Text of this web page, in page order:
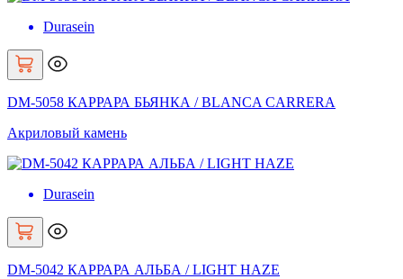
Durasein
DM-5058 КАРРАРА БЬЯНКА / BLANCA CARRERA
Акриловый камень
Durasein
DM-5042 КАРРАРА АЛЬБА / LIGHT HAZE